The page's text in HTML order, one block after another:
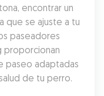
encontrar un
que se ajuste a tu
paseadores
proporcionan
paseo adaptadas
de tu perro.